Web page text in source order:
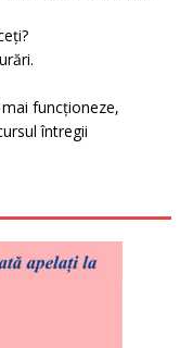
funcționeze,
întregii